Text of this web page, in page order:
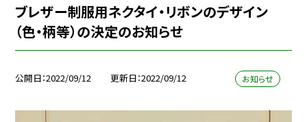
ブレザー制服用ネクタイ・リボンのデザイン
（色・柄等）の決定のお知らせ
公開日 2022/09/12 更新日 2022/09/12 お知らせ